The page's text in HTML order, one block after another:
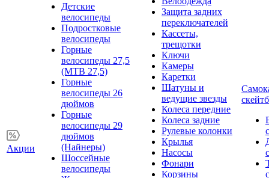
Акции
Детские
велосипеды
Подростковые
велосипеды
Горные
велосипеды 27,5
(MTB 27,5)
Горные
велосипеды 26
дюймов
Горные
велосипеды 29
дюймов
(Найнеры)
Шоссейные
велосипеды
Защита задних
переключателей
Кассеты,
трещотки
Ключи
Камеры
Каретки
Шатуны и
ведущие звезды
Колеса передние
Колеса задние
Рулевые колонки
Крылья
Насосы
Фонари
Корзины